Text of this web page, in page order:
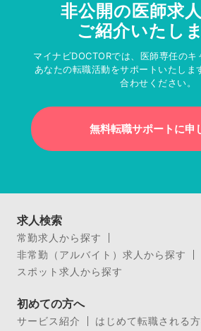
非公開の医師求
ご紹介いたし
マイナビDOCTORでは、医師専任の
あなたの転職活動をサポートいたしま
合わせください。
無料転職サポートに申
求人検索
常勤求人から探す
非常勤（アルバイト）求人から探す
スポット求人から探す
初めての方へ
サービス紹介
はじめて転職される